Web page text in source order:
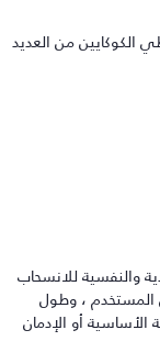
من العديد
للانسحاب
، وطول
أو الإدمان